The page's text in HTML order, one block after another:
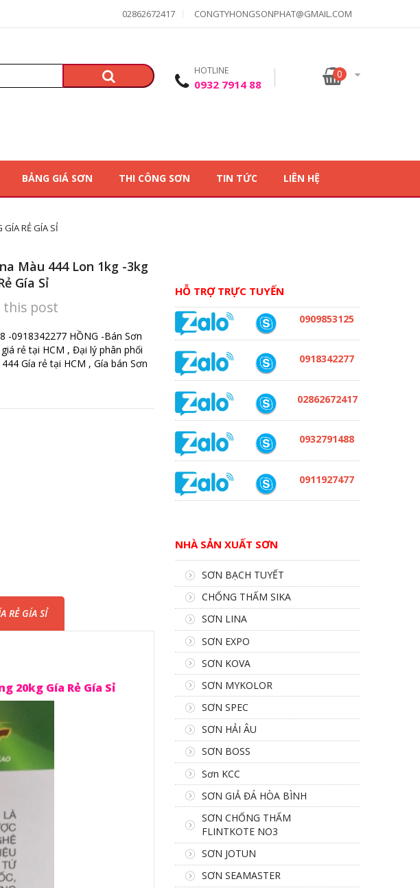
02862672417 CONGTYHONGSONPHAT@GMAIL.COM
HOTLINE
0932 7914 88
0
BẢNG GIÁ SƠN THI CÔNG SƠN TIN TỨC LIÊN HỆ
GÍA RẺ GÍA SỈ
Màu 444 Lon 1kg -3kg
Gía Sỉ
this post
-0918342277 HỒNG -Bán Sơn
rẻ tại HCM , Đại lý phân phối
Gía rẻ tại HCM , Gía bán Sơn
RẺ GÍA SỈ
20kg Gía Rẻ Gía Sỉ
HỖ TRỢ TRỰC TUYẾN
0909853125
0918342277
02862672417
0932791488
0911927477
NHÀ SẢN XUẤT SƠN
SƠN BẠCH TUYẾT
CHỐNG THẤM SIKA
SƠN LINA
SƠN EXPO
SƠN KOVA
SƠN MYKOLOR
SƠN SPEC
SƠN HẢI ÂU
SƠN BOSS
Sơn KCC
SƠN GIẢ ĐÁ HÒA BÌNH
SƠN CHỐNG THẤM
FLINTKOTE NO3
SƠN JOTUN
SƠN SEAMASTER